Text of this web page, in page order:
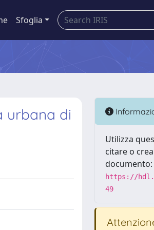
Sfoglia
urbana di
Utilizza
citare o
documento:
https://
49